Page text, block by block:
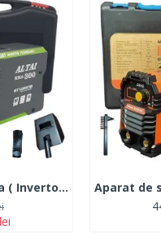
Aparat de sudura ( Invertor ) ALTAI MMA 300 ah + Cutie transport